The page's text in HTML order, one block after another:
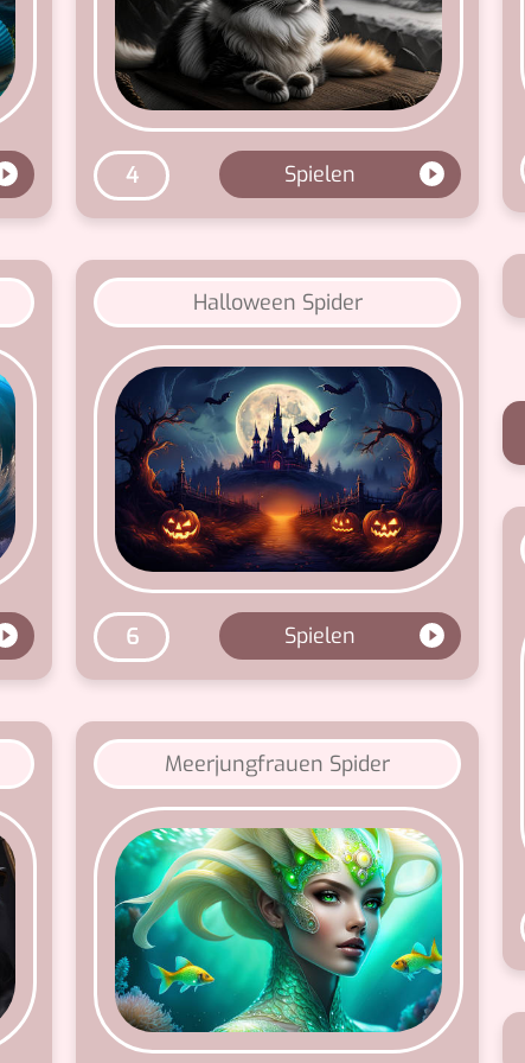
4 Spielen
Halloween Spider
6 Spielen
Meerjungfrauen Spider